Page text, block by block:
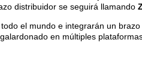
distribuidor se seguirá llamando
el mundo e integrarán un
en múltiples